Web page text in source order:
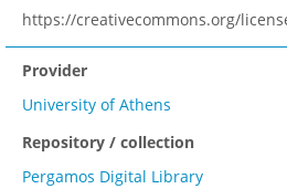
https://creativecommons.org/
Provider
University of Athens
Repository / collection
Pergamos Digital Library